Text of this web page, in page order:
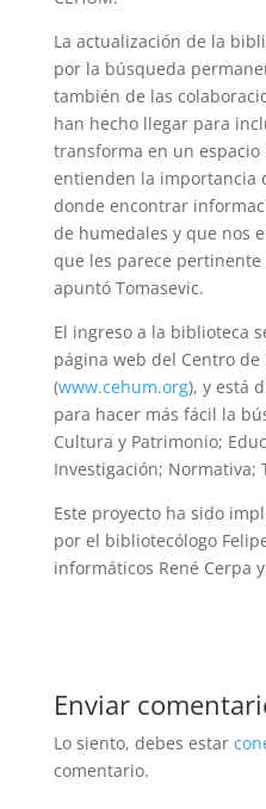
La actualización de la
por la búsqueda
también de las
han hecho llegar para
transforma en un
entienden la importancia
donde encontrar
de humedales y que nos
que les parece
apuntó Tomasevic.
El ingreso a la biblioteca
página web del Centro de
(www.cehum.org), y está
para hacer más fácil la
Cultura y Patrimonio;
Investigación; Normativa;
Este proyecto ha sido
por el bibliotecólogo
informáticos René Cerpa
Enviar
Lo siento, debes estar
comentario.